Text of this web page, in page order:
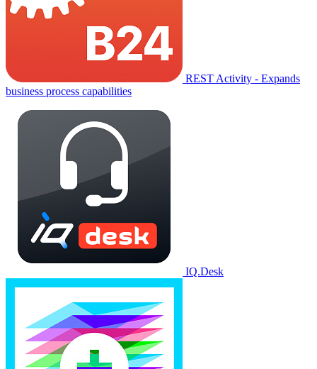
REST Activity - Expands
business process capabilities
IQ.Desk